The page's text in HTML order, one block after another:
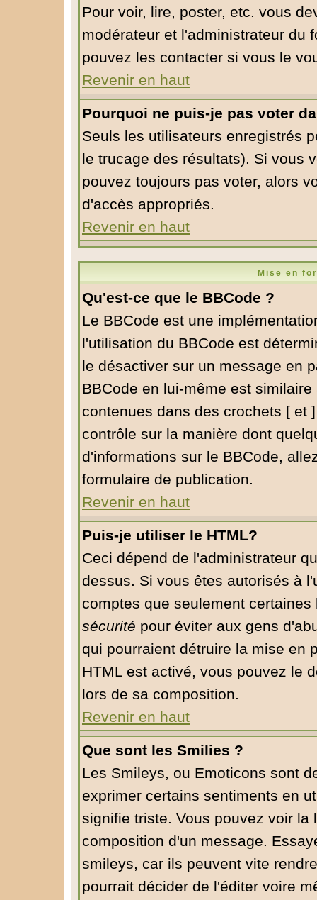
Pour voir, lire, poster, etc. vous
modérateur et l'administrateur du
pouvez les contacter si vous le
Revenir en haut
Pourquoi ne puis-je pas voter
Seuls les utilisateurs enregistrés
le trucage des résultats). Si vous
pouvez toujours pas voter, alors
d'accès appropriés.
Revenir en haut
Mise en
Qu'est-ce que le BBCode ?
Le BBCode est une
l'utilisation du BBCode est
le désactiver sur un message en
BBCode en lui-même est
contenues dans des crochets [ et
contrôle sur la manière dont
d'informations sur le BBCode,
formulaire de publication.
Revenir en haut
Puis-je utiliser le HTML?
Ceci dépend de l'administrateur
dessus. Si vous êtes autorisés à
comptes que seulement
sécurité pour éviter aux gens
qui pourraient détruire la mise en
HTML est activé, vous pouvez le
lors de sa composition.
Revenir en haut
Que sont les Smilies ?
Les Smileys, ou Emoticons sont
exprimer certains sentiments en
signifie triste. Vous pouvez voir
composition d'un message.
smileys, car ils peuvent vite
pourrait décider de l'éditer voire